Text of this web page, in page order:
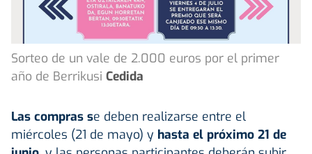
Sorteo de un vale de 2.000 euros por el primer
año de Berrikusi Cedida
Las compras se deben realizarse entre el
miércoles (21 de mayo) y hasta el próximo 21 de